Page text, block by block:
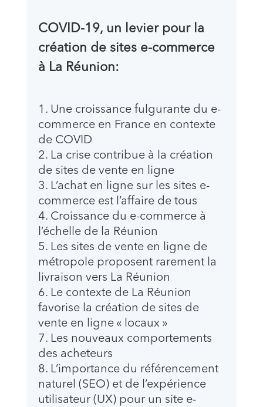
COVID-19, un levier pour la
création de sites e-commerce
à La Réunion:
Une croissance fulgurante du e-
commerce en France en contexte
de COVID
La crise contribue à la création
de sites de vente en ligne
L’achat en ligne sur les sites e-
commerce est l’affaire de tous
Croissance du e-commerce à
l’échelle de la Réunion
Les sites de vente en ligne de
métropole proposent rarement la
livraison vers La Réunion
Le contexte de La Réunion
favorise la création de sites de
vente en ligne « locaux »
Les nouveaux comportements
des acheteurs
L’importance du référencement
naturel (SEO) et de l’expérience
utilisateur (UX) pour un site e-